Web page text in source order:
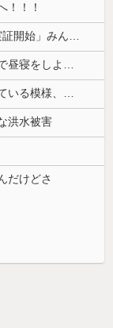
！！！
【速報】新電力Looop「19-21時電力無料の実証開始」みんなこれにするじゃん、電力会社の勢力図が変わるか
【悲報】女さん、歩行者を轢いた挙句、道路で昼寝をしようとしてしまう
今年の防衛白書にメディアが何故かブチ切れている模様、躍起になって批判するも逆に有権者からは……
洪水被害
だけどさ